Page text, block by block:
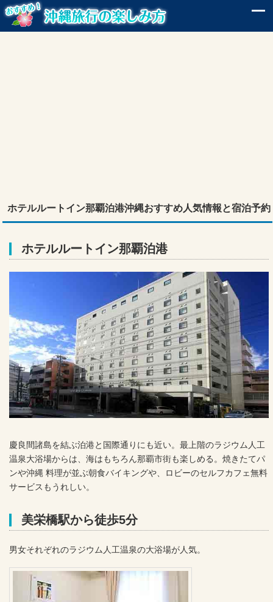
ホテルルートイン那覇泊港沖縄おすすめ人気情報と宿泊予約
ホテルルートイン那覇泊港
慶良間諸島を結ぶ泊港と国際通りにも近い。最上階のラジウム人工
温泉大浴場からは、海はもちろん那覇市街も楽しめる。焼きたてパ
ンや沖縄 料理が並ぶ朝食バイキングや、ロビーのセルフカフェ無料
サービスもうれしい。
美栄橋駅から徒歩5分
男女それぞれのラジウム人工温泉の大浴場が人気。